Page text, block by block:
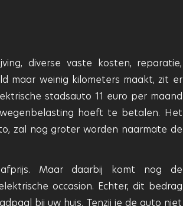
diverse vaste kosten, reparatie,
maar weinig kilometers maakt, zit er
stadsauto 11 euro per maand
hoeft te betalen. Het
zal nog groter worden naarmate de
Maar daarbij komt nog de
occasion. Echter, dit bedrag
bij uw huis. Tenzij je de auto niet